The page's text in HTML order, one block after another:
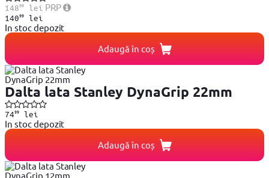
14899lei PRP
14099lei
In stoc depozit
Adaugă în coș
Dalta lata Stanley DynaGrip 22mm
7499lei
In stoc depozit
Adaugă în coș